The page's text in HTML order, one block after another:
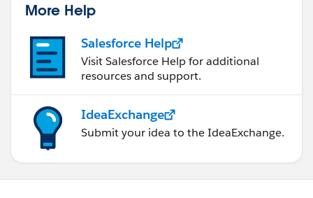
More Help
Salesforce Help
Visit Salesforce Help for additional
resources and support.
IdeaExchange
Submit your idea to the IdeaExchange.